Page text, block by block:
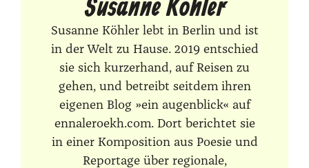
Susanne Köhler
Susanne Köhler lebt in Berlin und ist
in der Welt zu Hause. 2019 entschied
sie sich kurzerhand, auf Reisen zu
gehen, und betreibt seitdem ihren
eigenen Blog »ein augenblick« auf
ennaleroekh.com. Dort berichtet sie
in einer Komposition aus Poesie und
Reportage über regionale,